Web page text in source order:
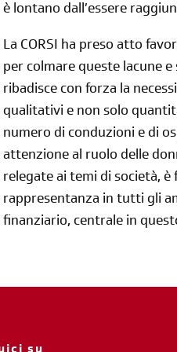
è lontano dall’essere
La CORSI ha preso atto
per colmare queste lacune
ribadisce con forza la
qualitativi e non solo
numero di conduzioni e di
attenzione al ruolo delle
relegate ai temi di società, è
rappresentanza in tutti gli
finanziario, centrale in